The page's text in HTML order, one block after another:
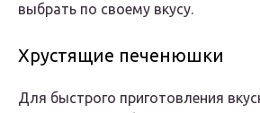
выбрать по своему вкусу.
Хрустящие печенюшки
Для быстрого приготовления